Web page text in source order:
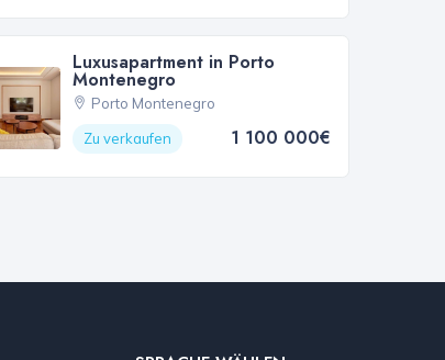
Luxusapartment in Porto
Montenegro
Porto Montenegro
Zu verkaufen
1 100 000€